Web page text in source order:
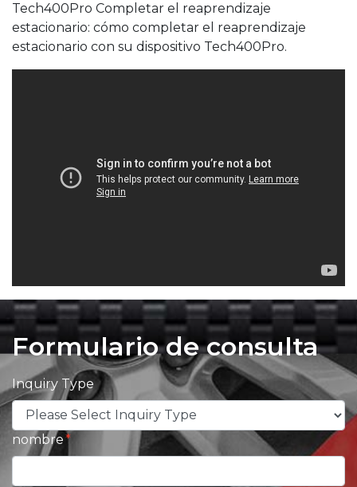
Tech400Pro Completar el reaprendizaje
estacionario: cómo completar el reaprendizaje
estacionario con su dispositivo Tech400Pro.
Formulario de consulta
Inquiry Type
nombre